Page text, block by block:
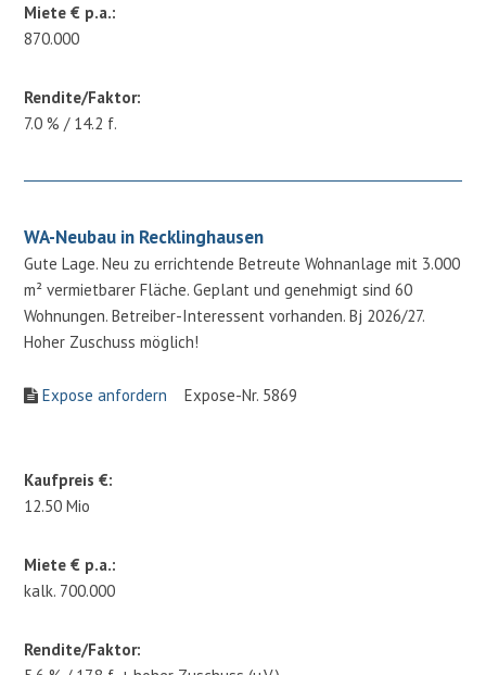
Miete € p.a.:
870.000
Rendite/Faktor:
7.0 % / 14.2 f.
WA-Neubau in Recklinghausen
Gute Lage. Neu zu errichtende Betreute Wohnanlage mit 3.000
m² vermietbarer Fläche. Geplant und genehmigt sind 60
Wohnungen. Betreiber-Interessent vorhanden. Bj 2026/27.
Hoher Zuschuss möglich!
Expose anfordern Expose-Nr. 5869
Kaufpreis €:
12.50 Mio
Miete € p.a.:
kalk. 700.000
Rendite/Faktor: